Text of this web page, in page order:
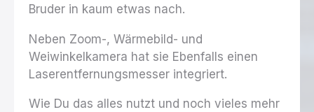
Bruder in kaum etwas nach.
Neben Zoom-, Wärmebild- und
Weiwinkelkamera hat sie Ebenfalls einen
Laserentfernungsmesser integriert.
Wie Du das alles nutzt und noch vieles mehr